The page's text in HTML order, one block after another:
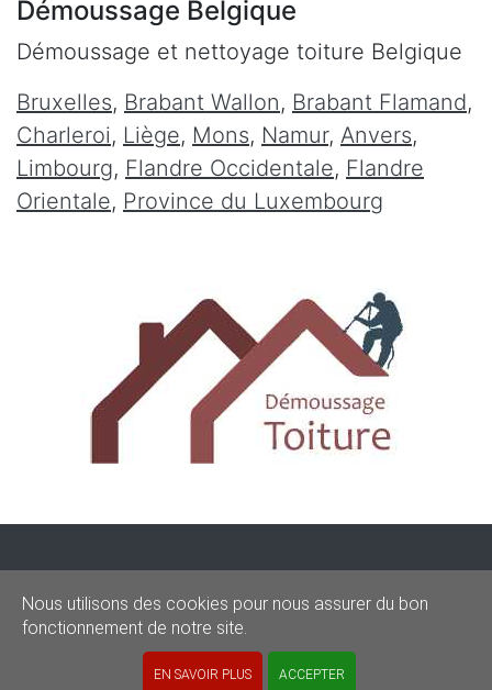
Démoussage Belgique
Démoussage et nettoyage toiture Belgique
Bruxelles, Brabant Wallon, Brabant Flamand,
Charleroi, Liège, Mons, Namur, Anvers,
Limbourg, Flandre Occidentale, Flandre
Orientale, Province du Luxembourg
© 2020–2026demoussagetoit.be
Nous utilisons des cookies pour nous assurer du bon
fonctionnement de notre site.
EN SAVOIR PLUS ACCEPTER